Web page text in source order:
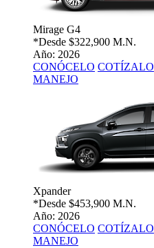
Mirage G4
*Desde $322,900 M.N.
Año: 2026
CONÓCELO COTÍZALO
MANEJO
Xpander
*Desde $453,900 M.N.
Año: 2026
CONÓCELO COTÍZALO
MANEJO